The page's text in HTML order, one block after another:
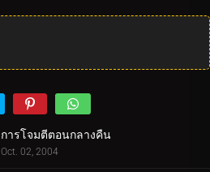
การโจมตีตอนกลางคืน
Oct. 02, 2004